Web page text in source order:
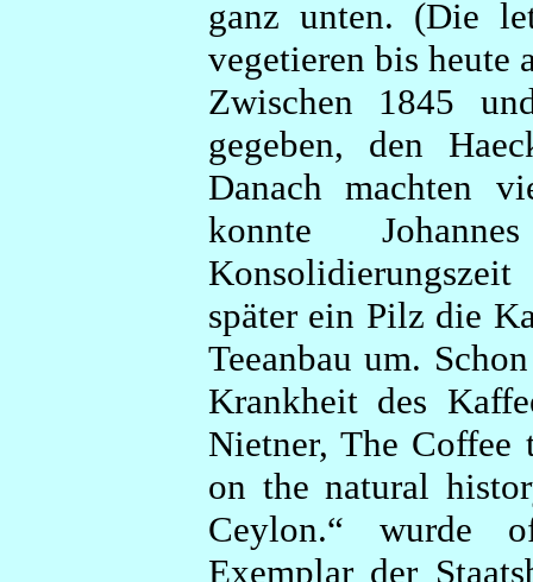
ganz unten. (Die
vegetieren bis heute
Zwischen 1845
gegeben, den
Danach machten
konnte
später ein Pilz die
Teeanbau um.
Krankheit des
Nietner, The Coffee
on the natural
Ceylon.“ wurde
Exemplar der